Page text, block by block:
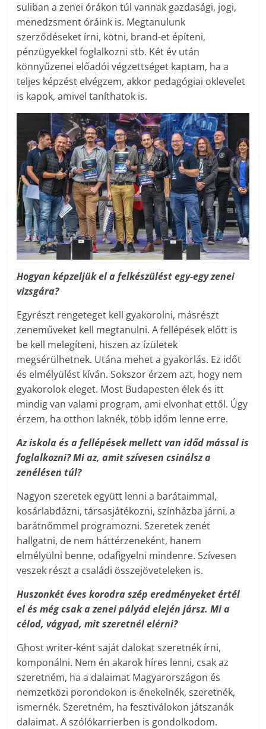
suliban a zenei órákon túl vannak gazdasági, jogi,
menedzsment óráink is. Megtanulunk
szerződéseket írni, kötni, brand-et építeni,
pénzügyekkel foglalkozni stb. Két év után
könnyűzenei előadói végzettséget kaptam, ha a
teljes képzést elvégzem, akkor pedagógiai oklevelet
is kapok, amivel taníthatok is.
Hogyan képzeljük el a felkészülést egy-egy zenei
vizsgára?
Egyrészt rengeteget kell gyakorolni, másrészt
zeneműveket kell megtanulni. A fellépések előtt is
be kell melegíteni, hiszen az ízületek
megsérülhetnek. Utána mehet a gyakorlás. Ez időt
és elmélyülést kíván. Sokszor érzem azt, hogy nem
gyakorolok eleget. Most Budapesten élek és itt
mindig van valami program, ami elvonhat ettől. Úgy
érzem, ha otthon laknék, több időm lenne erre.
Az iskola és a fellépések mellett van időd mással is
foglalkozni? Mi az, amit szívesen csinálsz a
zenélésen túl?
Nagyon szeretek együtt lenni a barátaimmal,
kosárlabdázni, társasjátékozni, színházba járni, a
barátnőmmel programozni. Szeretek zenét
hallgatni, de nem háttérzeneként, hanem
elmélyülni benne, odafigyelni mindenre. Szívesen
veszek részt a családi összejöveteleken is.
Huszonkét éves korodra szép eredményeket értél
el és még csak a zenei pályád elején jársz. Mi a
célod, vágyad, mit szeretnél elérni?
Ghost writer-ként saját dalokat szeretnék írni,
komponálni. Nem én akarok híres lenni, csak az
szeretném, ha a dalaimat Magyarországon és
nemzetközi porondokon is énekelnék, szeretnék,
ismernék. Szeretném, ha fesztiválokon játszanák
dalaimat. A szólókarrierben is gondolkodom.